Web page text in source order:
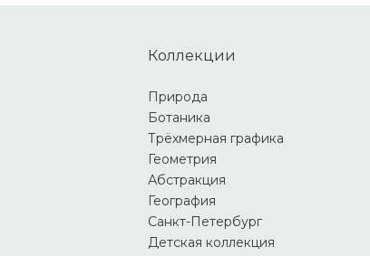
Коллекции
Природа
Ботаника
Трёхмерная графика
Геометрия
Абстракция
География
Санкт-Петербург
Детская коллекция